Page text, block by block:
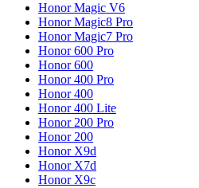
Honor Magic V6
Honor Magic8 Pro
Honor Magic7 Pro
Honor 600 Pro
Honor 600
Honor 400 Pro
Honor 400
Honor 400 Lite
Honor 200 Pro
Honor 200
Honor X9d
Honor X7d
Honor X9c